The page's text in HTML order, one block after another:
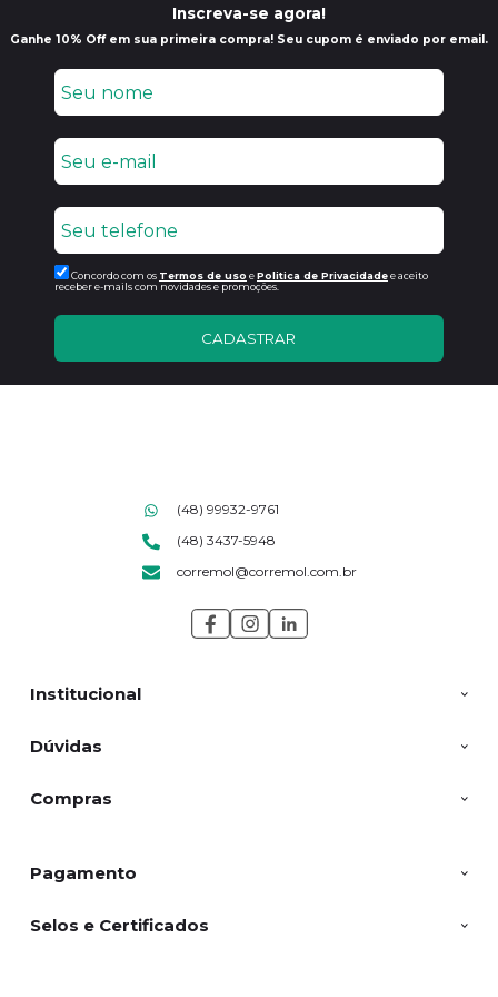
Inscreva-se agora!
Ganhe 10% Off em sua primeira compra! Seu cupom é enviado por email.
Concordo com os Termos de uso ePolitica de Privacidadee aceito
receber e-mails com novidades e promoções.
CADASTRAR
Institucional
Dúvidas
Compras
(48) 99932-9761
(48) 3437-5948
corremol@corremol.com.br
Pagamento
Selos e Certificados